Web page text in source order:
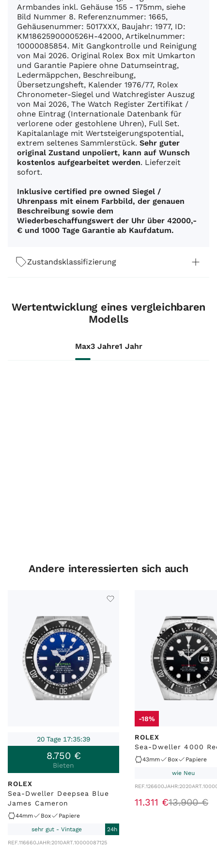
Armbandes inkl. Gehäuse 155 - 175mm, siehe
Bild Nummer 8. Referenznummer: 1665,
Gehäusenummer: 5017XXX, Baujahr: 1977, ID:
KM1862590000526H-42000, Artikelnummer:
10000085854. Mit Gangkontrolle und Reinigung
von Mai 2026. Original Rolex Box mit Umkarton
und Garantie Papiere ohne Datumseintrag,
Ledermäppchen, Beschreibung,
Übersetzungsheft, Kalender 1976/77, Rolex
Chronometer-Siegel und Watchregister Auszug
von Mai 2026, The Watch Register Zertifikat /
ohne Eintrag (Internationale Datenbank für
verlorene oder gestohlene Uhren), Full Set.
Kapitalanlage mit Wertsteigerungspotential,
extrem seltenes Sammlerstück.Sehr guter
original Zustand unpoliert, kann auf Wunsch
kostenlos aufgearbeitet werden. Lieferzeit
sofort.
Inklusive certified pre owned Siegel /
Uhrenpass mit einem Farbbild, der genauen
Beschreibung sowie dem
Wiederbeschaffungswert der Uhr über 42000,-
€ und 1000 Tage Garantie ab Kaufdatum.
Zustandsklassifizierung
Wertentwicklung eines vergleichbaren
Modells
Max3 Jahre1 Jahr
Andere interessierten sich auch
20 Tage 17:35:39
8.750 €
Bieten
ROLEX
Sea-Dweller Deepsea Blue
James Cameron
44mm Box
Papiere
sehr gut - Vintage
24h
REF.116660JAHR:2010ART.10000087125
-18%
ROLEX
Sea-Dweller 4000
43mm Box
Papiere
wie Neu
REF.126600JAHR:2020ART.
11.311 €13.900 €